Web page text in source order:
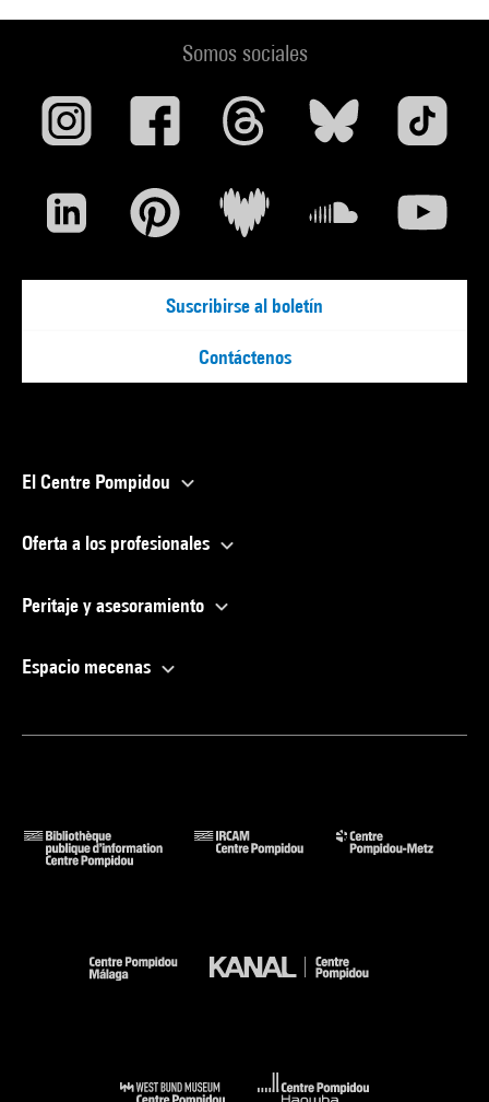
Somos sociales
Suscribirse al boletín
Contáctenos
El Centre Pompidou
Oferta a los profesionales
Peritaje y asesoramiento
Espacio mecenas